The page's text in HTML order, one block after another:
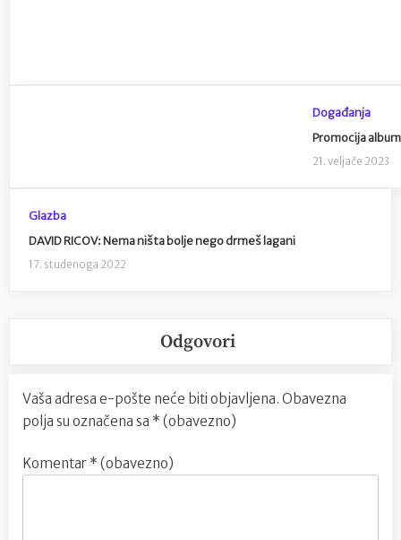
Događanja
Promocija
21. veljače 2023
Glazba
DAVID RICOV: Nema ništa bolje nego drmeš lagani
17. studenoga 2022
Odgovori
Vaša adresa e-pošte neće biti objavljena. Obavezna
polja su označena sa * (obavezno)
Komentar * (obavezno)